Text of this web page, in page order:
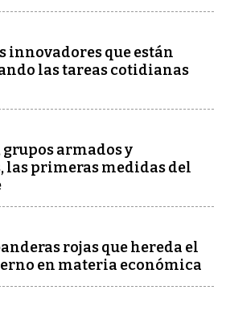
innovadores que están
las tareas cotidianas
armados y
las primeras medidas del
rojas que hereda el
en materia económica